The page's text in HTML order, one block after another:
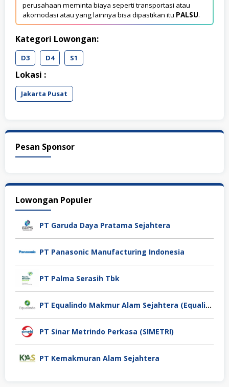
perusahaan meminta biaya seperti transportasi atau
akomodasi atau yang lainnya bisa dipastikan itu PALSU.
Kategori Lowongan:
D3 D4 S1
Lokasi :
Jakarta Pusat
Pesan Sponsor
Lowongan Populer
PT Garuda Daya Pratama Sejahtera
PT Panasonic Manufacturing Indonesia
PT Palma Serasih Tbk
PT Equalindo Makmur Alam Sejahtera (Equalindo Group)
PT Sinar Metrindo Perkasa (SIMETRI)
PT Kemakmuran Alam Sejahtera